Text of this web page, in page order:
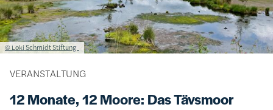
Lizenzinformationen einschließlich Urheberrecht
© Loki Schmidt Stiftung
VERANSTALTUNG
12 Monate, 12 Moore: Das Tävsmoor